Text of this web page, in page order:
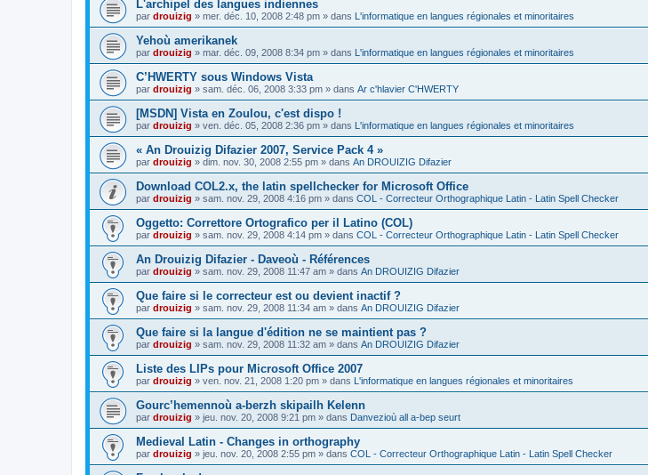
L'archipel des langues indiennes
par drouizig » mer. déc. 10, 2008 2:48 pm » dans L'informatique en langues régionales et minoritaires
Yehoù amerikanek
par drouizig » mar. déc. 09, 2008 8:34 pm » dans L'informatique en langues régionales et minoritaires
C’HWERTY sous Windows Vista
par drouizig » sam. déc. 06, 2008 3:33 pm » dans Ar c'hlavier C'HWERTY
[MSDN] Vista en Zoulou, c'est dispo !
par drouizig » ven. déc. 05, 2008 2:36 pm » dans L'informatique en langues régionales et minoritaires
« An Drouizig Difazier 2007, Service Pack 4 »
par drouizig » dim. nov. 30, 2008 2:55 pm » dans An DROUIZIG Difazier
Download COL2.x, the latin spellchecker for Microsoft Office
par drouizig » sam. nov. 29, 2008 4:16 pm » dans COL - Correcteur Orthographique Latin - Latin Spell Checker
Oggetto: Correttore Ortografico per il Latino (COL)
par drouizig » sam. nov. 29, 2008 4:14 pm » dans COL - Correcteur Orthographique Latin - Latin Spell Checker
An Drouizig Difazier - Daveoù - Références
par drouizig » sam. nov. 29, 2008 11:47 am » dans An DROUIZIG Difazier
Que faire si le correcteur est ou devient inactif ?
par drouizig » sam. nov. 29, 2008 11:34 am » dans An DROUIZIG Difazier
Que faire si la langue d'édition ne se maintient pas ?
par drouizig » sam. nov. 29, 2008 11:32 am » dans An DROUIZIG Difazier
Liste des LIPs pour Microsoft Office 2007
par drouizig » ven. nov. 21, 2008 1:20 pm » dans L'informatique en langues régionales et minoritaires
Gourc’hemennoù a-berzh skipailh Kelenn
par drouizig » jeu. nov. 20, 2008 9:21 pm » dans Danvezioù all a-bep seurt
Medieval Latin - Changes in orthography
par drouizig » jeu. nov. 20, 2008 2:55 pm » dans COL - Correcteur Orthographique Latin - Latin Spell Checker